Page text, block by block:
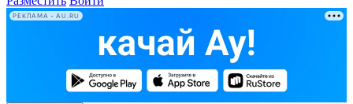
РЕКЛАМА • AU.RU